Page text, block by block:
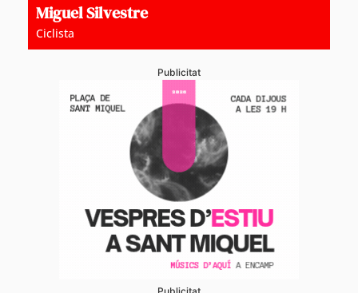
Miguel Silvestre
Ciclista
Publicitat